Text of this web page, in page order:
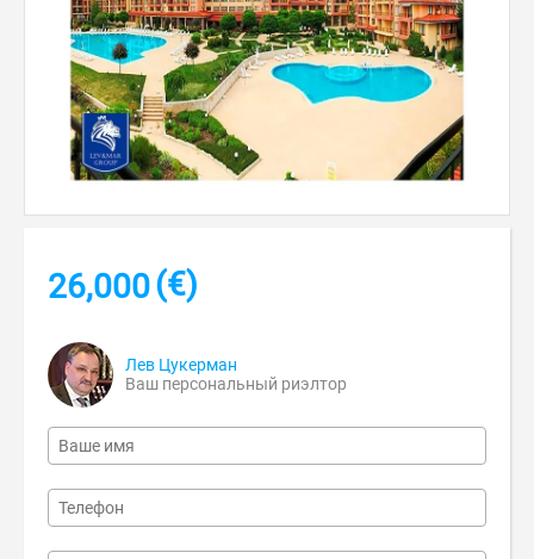
26,000(€)
Лев Цукерман
Ваш персональный риэлтор